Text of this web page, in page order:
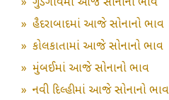
» ગુડગાંવમાં આજે સોનાનો ભાવ
» હૈદરાબાદમાં આજે સોનાનો ભાવ
» કોલકાતામાં આજે સોનાનો ભાવ
» મુંબઈમાં આજે સોનાનો ભાવ
» નવી દિલ્હીમાં આજે સોનાનો ભાવ